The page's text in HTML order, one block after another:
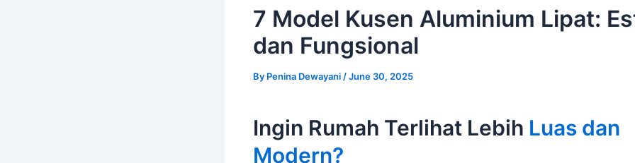
7 Model Kusen Aluminium Lipat:
dan Fungsional
By Penina Dewayani /June 30, 2025
Ingin Rumah Terlihat Lebih Luas dan
Modern?